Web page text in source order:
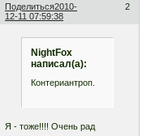
Поделиться 2
2010-
12-11 07:59:38
NightFox
написал(а):
Контериантроп.
Я - тоже!!!! Очень рад